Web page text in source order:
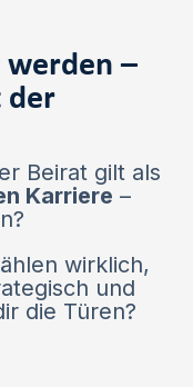
–
der
Beirat gilt als
Karriere –
wirklich,
und
die Türen?